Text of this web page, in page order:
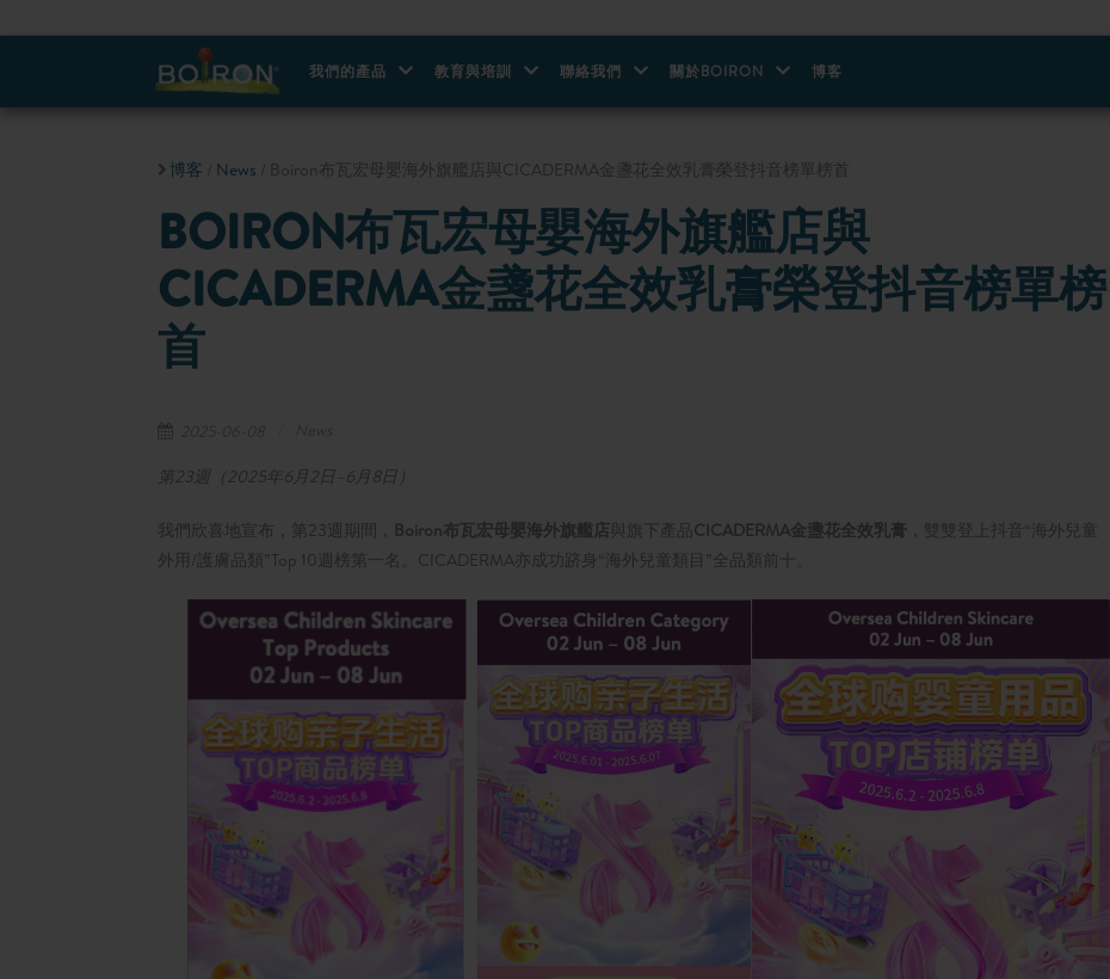
我們的產品 教育與培訓 聯絡我們 關於BOIRON 博客
博客 News / Boiron布瓦宏母嬰海外旗艦店與CICADERMA金盞花全效乳膏榮登抖音榜單榜首
BOIRON布瓦宏母嬰海外旗艦店與
CICADERMA金盞花全效乳膏榮登抖音榜單榜
首
第23週（2025年6月2日–6月8日）
我們欣喜地宣布，第23週期間， Boiron布瓦宏母嬰海外旗艦店與旗下產品CICADERMA金盞花全效乳膏 ，雙雙登上抖音“海外兒童
外用/護膚品類”Top 10週榜第一名。CICADERMA亦成功跻身“海外兒童類目”全品類前十。